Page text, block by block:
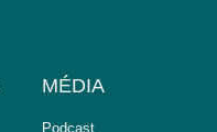
MÉDIA
Podcast